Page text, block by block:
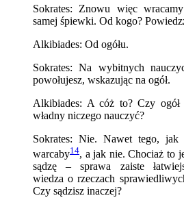
Sokrates: Znowu więc
samej śpiewki. Od kogo?
Alkibiades: Od ogółu.
Sokrates: Na wybitnych
powołujesz, wskazując na ogół.
Alkibiades: A cóż to? Czy ogół
władny niczego nauczyć?
Sokrates: Nie. Nawet tego,
warcaby14, a jak nie. Chociaż to
sądzę – sprawa zaiste
wiedza o rzeczach
Czy sądzisz inaczej?